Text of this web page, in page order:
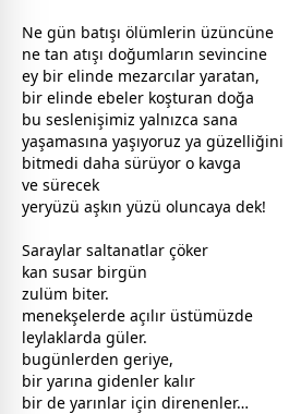
Ne gün batışı ölümlerin üzüncüne
ne tan atışı doğumların sevincine
ey bir elinde mezarcılar yaratan,
bir elinde ebeler koşturan doğa
bu seslenişimiz yalnızca sana
yaşamasına yaşıyoruz ya güzelliğini
bitmedi daha sürüyor o kavga
ve sürecek
yeryüzü aşkın yüzü oluncaya dek!
Saraylar saltanatlar çöker
kan susar birgün
zulüm biter.
menekşelerde açılır üstümüzde
leylaklarda güler.
bugünlerden geriye,
bir yarına gidenler kalır
bir de yarınlar için direnenler…